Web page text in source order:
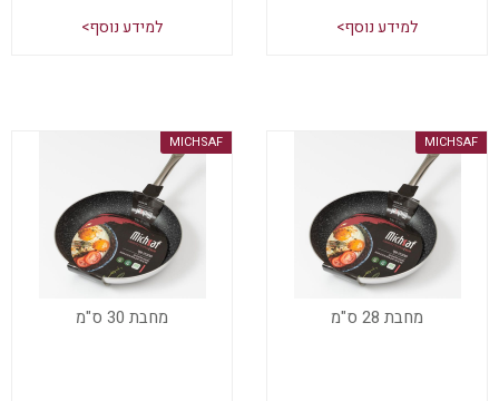
למידע נוסף> למידע נוסף>
MICHSAF
מחבת 28 ס"מ
MICHSAF
מחבת 30 ס"מ